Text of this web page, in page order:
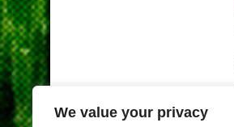
We value your privacy